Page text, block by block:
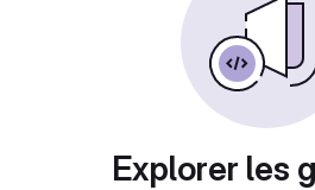
Explorer les